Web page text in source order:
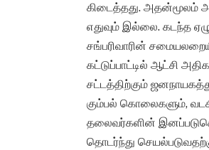
கிடைத்தது. அதன்மூலம்
எதுவும் இல்லை. கடந்த
சங்பரிவாரின்
கட்டுப்பாட்டில் ஆட்சி
சட்டத்திற்கும்
கும்பல் கொலைகளும்,
தலைவர்களின்
தொடர்ந்து